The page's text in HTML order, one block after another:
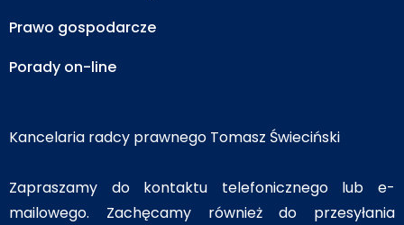
Prawo gospodarcze
Porady on-line
Kancelaria radcy prawnego Tomasz Świeciński
Zapraszamy do kontaktu telefonicznego lub e-
mailowego. Zachęcamy również do przesyłania